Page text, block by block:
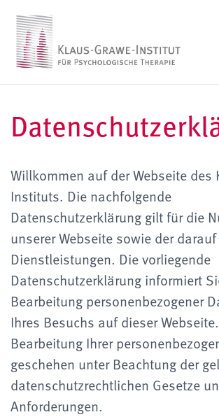
Willkommen auf der Webseite des
Instituts. Die nachfolgende
Datenschutzerklärung gilt für die
unserer Webseite sowie der
Dienstleistungen. Die vorliegende
Datenschutzerklärung informiert
Bearbeitung personenbezogener
Ihres Besuchs auf dieser
Bearbeitung Ihrer
geschehen unter Beachtung der
datenschutzrechtlichen Gesetze
Anforderungen.